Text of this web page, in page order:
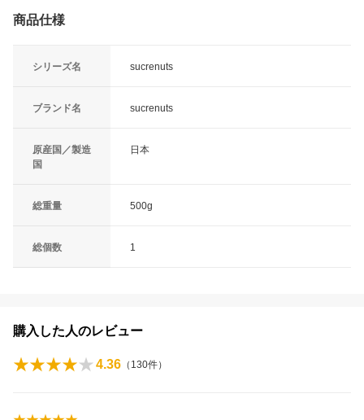
商品仕様
シリーズ名 sucrenuts
ブランド名 sucrenuts
原産国／製造
国
日本
総重量 500g
総個数 1
購入した人のレビュー
4.36 （ 130件）